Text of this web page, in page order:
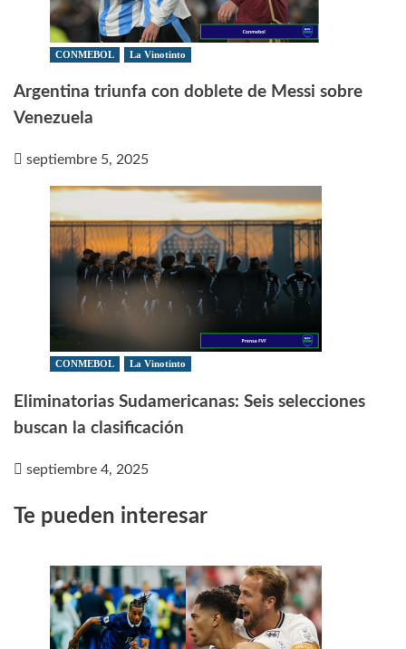
CONMEBOL La Vinotinto
Argentina triunfa con doblete de Messi sobre
Venezuela
septiembre 5, 2025
CONMEBOL La Vinotinto
Eliminatorias Sudamericanas: Seis selecciones
buscan la clasificación
septiembre 4, 2025
Te pueden interesar